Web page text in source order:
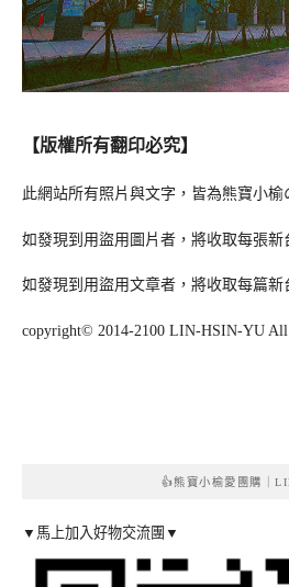
【版權所有翻印必究】
此網站所有照片與文字，皆為熊寶小榆
如發現到用盜用圖片者，將收取每張新
如發現到用盜用文章者，將收取每篇新
copyright© 2014-2100 LIN-HSIN-YU All
👍熊寶小榆愛團購｜
▼馬上加入好物交流團▼